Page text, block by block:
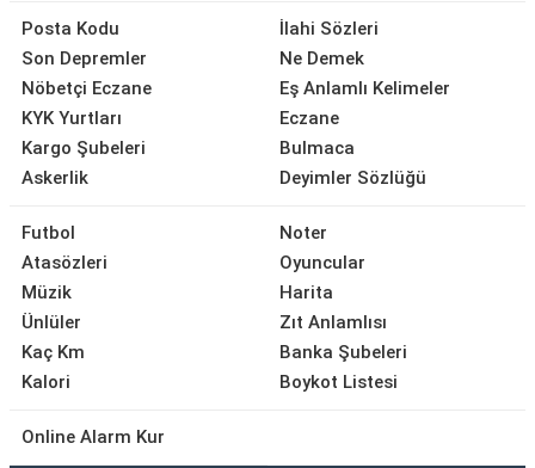
Posta Kodu
Son Depremler
Nöbetçi Eczane
KYK Yurtları
Kargo Şubeleri
Askerlik
İlahi Sözleri
Ne Demek
Eş Anlamlı Kelimeler
Eczane
Bulmaca
Deyimler Sözlüğü
Futbol
Atasözleri
Müzik
Ünlüler
Kaç Km
Kalori
Noter
Oyuncular
Harita
Zıt Anlamlısı
Banka Şubeleri
Boykot Listesi
Online Alarm Kur